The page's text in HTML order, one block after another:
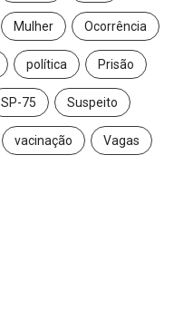
Mulher Ocorrência
política Prisão
SP-75 Suspeito
vacinação Vagas